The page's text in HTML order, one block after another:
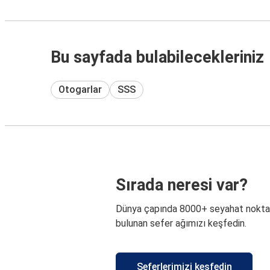
Bu sayfada bulabilecekleriniz
Otogarlar SSS
Sırada neresi var?
Dünya çapında 8000+ seyahat
bulunan sefer ağımızı keşfedin.
Seferlerimizi keşfedin